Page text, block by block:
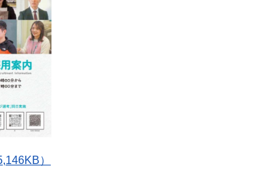
）